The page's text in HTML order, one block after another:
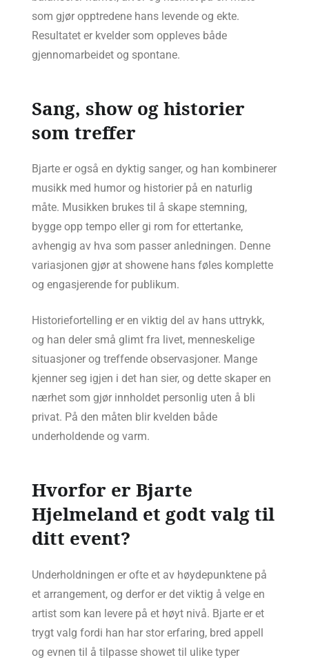
som gjør opptredene hans levende og ekte.
Resultatet er kvelder som oppleves både
gjennomarbeidet og spontane.
Sang, show og historier
som treffer
Bjarte er også en dyktig sanger, og han kombinerer
musikk med humor og historier på en naturlig
måte. Musikken brukes til å skape stemning,
bygge opp tempo eller gi rom for ettertanke,
avhengig av hva som passer anledningen. Denne
variasjonen gjør at showene hans føles komplette
og engasjerende for publikum.
Historiefortelling er en viktig del av hans uttrykk,
og han deler små glimt fra livet, menneskelige
situasjoner og treffende observasjoner. Mange
kjenner seg igjen i det han sier, og dette skaper en
nærhet som gjør innholdet personlig uten å bli
privat. På den måten blir kvelden både
underholdende og varm.
Hvorfor er Bjarte
Hjelmeland et godt valg til
ditt event?
Underholdningen er ofte et av høydepunktene på
et arrangement, og derfor er det viktig å velge en
artist som kan levere på et høyt nivå. Bjarte er et
trygt valg fordi han har stor erfaring, bred appell
og evnen til å tilpasse showet til ulike typer